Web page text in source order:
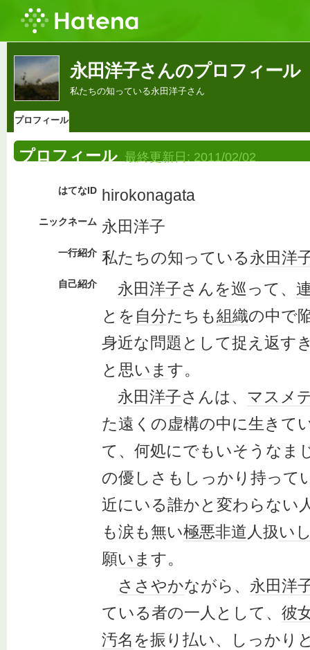
永田洋子さんのプロフィール
私たちの知っている永田洋子さん
プロフィール
プロフィール 最終更新日: 2011/02/02
はてなID hirokonagata
ニックネーム 永田洋子
一行紹介 私たちの知っている永田洋
自己紹介 永田洋子さんを巡って、
とを 自分たちも組織の中で
身近な問題として捉え返す
と思いま す。
永田洋子さんは、 マスメ
た遠くの虚構の中に生きて
て、何処にでもいそうなま
の優しさもしっかり持って
近にいる誰かと変わらない
も涙も無い極悪非道人扱い
願いま す。
ささやかながら、 永田洋
ている者の一人として、 彼
汚名を振り払い、しっかり